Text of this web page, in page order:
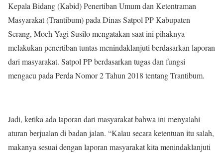
Kepala Bidang (Kabid) Penertiban Umum dan Ketentraman
Masyarakat (Trantibum) pada Dinas Satpol PP Kabupaten
Serang, Moch Yagi Susilo mengatakan saat ini pihaknya
melakukan penertiban tuntas menindaklanjuti berdasarkan laporan
dari masyarakat. Satpol PP berdasarkan tugas dan fungsi
mengacu pada Perda Nomor 2 Tahun 2018 tentang Trantibum.
Jadi, ketika ada laporan dari masyarakat bahwa ini menyalahi
aturan berjualan di badan jalan. “Kalau secara ketentuan itu salah,
makanya sesuai dengan laporan masyarakat kita menindaklanjuti